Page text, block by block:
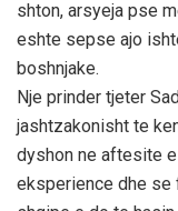
shton, arsyeja pse
eshte sepse ajo
boshnjake.
Nje prinder tjeter
jashtzakonisht te
dyshon ne aftesite
eksperience dhe se